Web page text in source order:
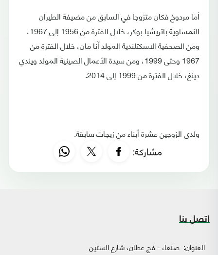
أما مردوخ فكان متزوجا في السابق من مضيفة الطيران
النمساوية باتريشيا بوكر، خلال الفترة من 1956 إلى 1967،
ومن الصحفية الاسكتلندية المولد آنا مان، خلال الفترة من
1967 وحتى 1999، ومن سيدة الأعمال الصينية المولد ويندي
دينغ، خلال الفترة من 1999 إلى 2014.
ولدى الزوجين عشرة أبناء من زيجات سابقة.
مشاركة:
اتصل بنا
العنوان: صنعاء - فج عطان، شارع الستين